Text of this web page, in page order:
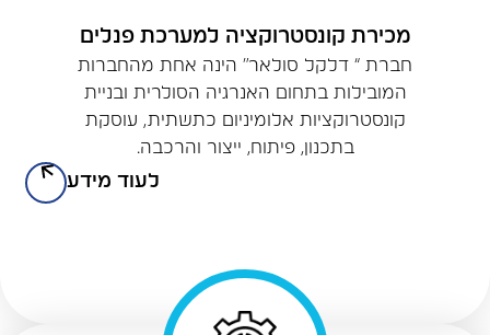
מכירת קונסטרוקציה למערכת פנלים
חברת “ דלקל סולאר” הינה אחת מהחברות
המובילות בתחום האנרגיה הסולרית ובניית
קונסטרוקציות אלומיניום כתשתית, עוסקת
בתכנון, פיתוח, ייצור והרכבה.
לעוד מידע